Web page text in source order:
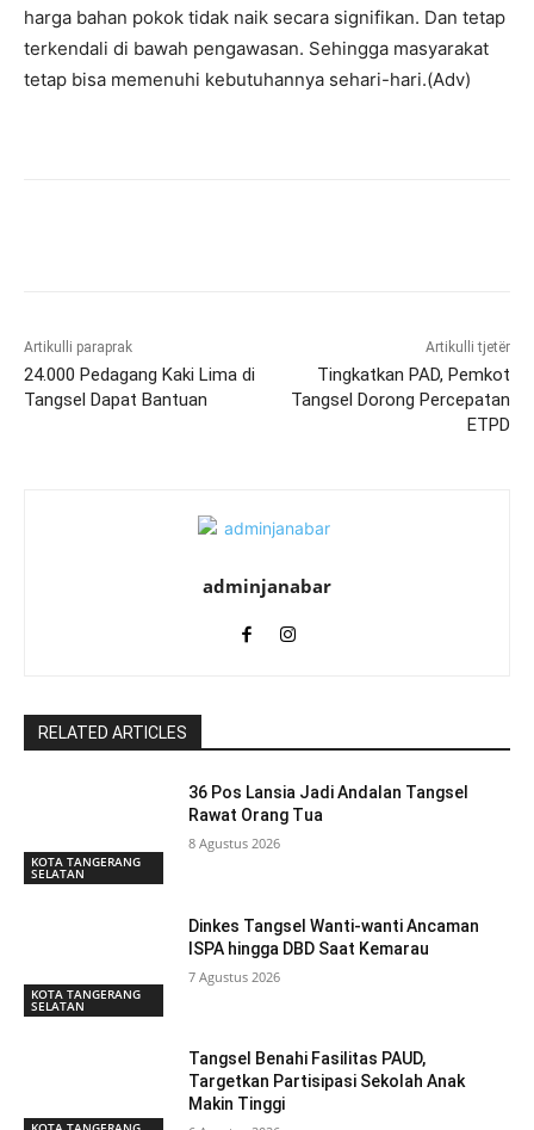
harga bahan pokok tidak naik secara signifikan. Dan tetap
terkendali di bawah pengawasan. Sehingga masyarakat
tetap bisa memenuhi kebutuhannya sehari-hari.(Adv)
Artikulli paraprak
24.000 Pedagang Kaki Lima di
Tangsel Dapat Bantuan
Artikulli tjetër
Tingkatkan PAD, Pemkot
Tangsel Dorong Percepatan
ETPD
adminjanabar
RELATED ARTICLES
KOTA TANGERANG
SELATAN
36 Pos Lansia Jadi Andalan Tangsel
Rawat Orang Tua
8 Agustus 2026
KOTA TANGERANG
SELATAN
Dinkes Tangsel Wanti-wanti Ancaman
ISPA hingga DBD Saat Kemarau
7 Agustus 2026
Tangsel Benahi Fasilitas PAUD,
Targetkan Partisipasi Sekolah Anak
Makin Tinggi